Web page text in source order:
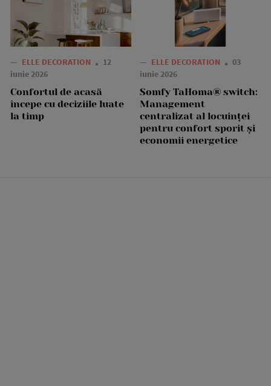
— ELLE DECORATION
12
iunie 2026
Confortul de acasă
începe cu deciziile luate
la timp
— ELLE DECORATION
03
iunie 2026
Somfy TaHoma® switch:
Management
centralizat al locuinței
pentru confort sporit și
economii energetice